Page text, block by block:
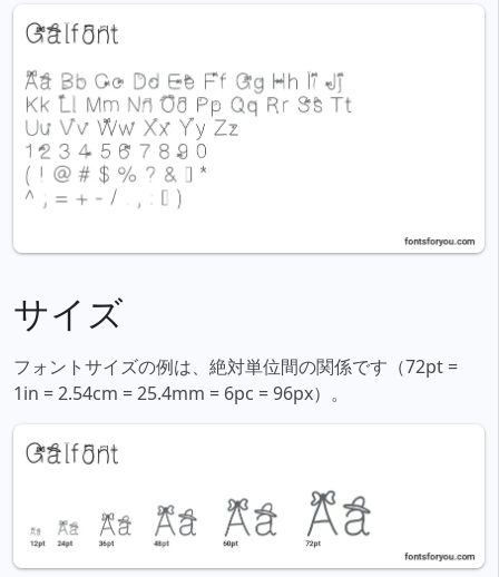
サイズ
フォントサイズの例は、絶対単位間の関係です（72pt =
1in = 2.54cm = 25.4mm = 6pc = 96px）。